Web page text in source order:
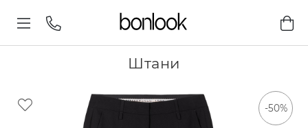
Штани
-50%